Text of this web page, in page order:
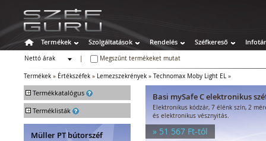
Termékek Szolgáltatások Rendelés Széfkereső Infotár
Nettó árak
Megszűnt termékeket mutat
Termékek » Értékszéfek » Lemezszekrények » Technomax Moby Light EL »
+ Termékkatalógus
Széfek
Értékszéfek
Faliszéfek
+ Terméklisták
Müller PT bútorszéf
Basi mySafe C elektronikus
Elektronikus kódzár, 7 élénk szín, 2
és elektronikus vésznyitás.
» 51 567 Ft-tól